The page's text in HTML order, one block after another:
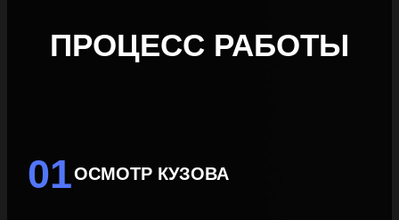
ПРОЦЕСС РАБОТЫ
01ОСМОТР КУЗОВА